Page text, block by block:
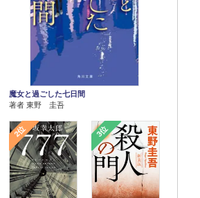
魔女と過ごした七日間
著者 東野 圭吾
2位 3位